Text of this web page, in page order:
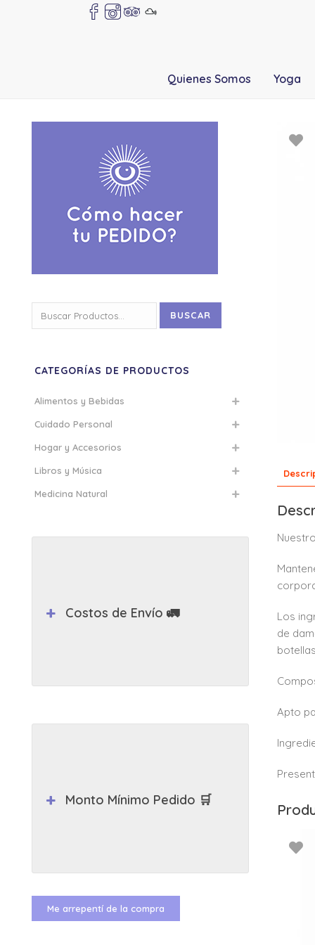
Quienes Somos Yoga
Los
de
Apto
por:
BUSCAR
CATEGORÍAS DE PRODUCTOS
Alimentos y Bebidas
Cuidado Personal
Hogar y Accesorios
Libros y Música
Medicina Natural
Costos de Envío 🚛
Monto Mínimo Pedido 🛒
Me arrepentí de la compra